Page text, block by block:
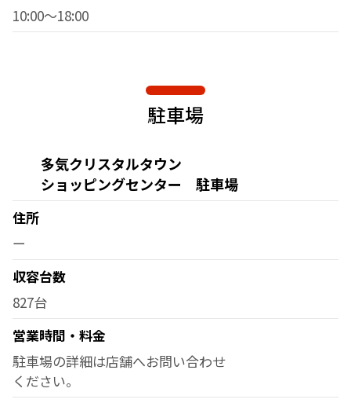
10:00～18:00
駐車場
多気クリスタルタウン
ショッピングセンター 駐車場
住所
ー
収容台数
827台
営業時間・料金
駐車場の詳細は店舗へお問い合わせ
ください。